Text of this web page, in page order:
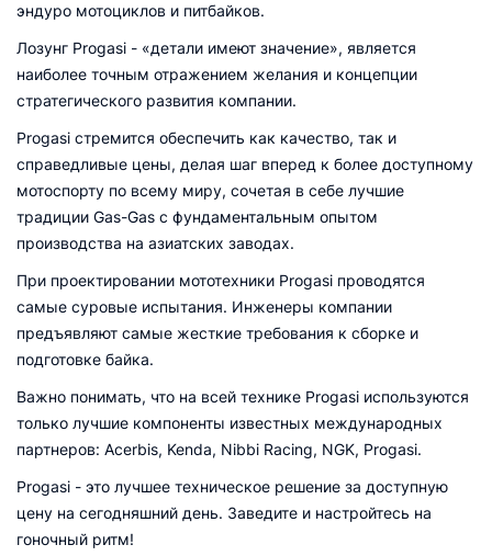
эндуро мотоциклов и питбайков.
Лозунг Progasi - «детали имеют значение», является
наиболее точным отражением желания и концепции
стратегического развития компании.
Progasi стремится обеспечить как качество, так и
справедливые цены, делая шаг вперед к более доступному
мотоспорту по всему миру, cочетая в себе лучшие
традиции Gas-Gas с фундаментальным опытом
производства на азиатских заводах.
При проектировании мототехники Progasi проводятся
самые суровые испытания. Инженеры компании
предъявляют самые жесткие требования к сборке и
подготовке байка.
Важно понимать, что на всей технике Progasi используются
только лучшие компоненты известных международных
партнеров: Acerbis, Kenda, Nibbi Racing, NGK, Progasi.
Progasi - это лучшее техническое решение за доступную
цену на сегодняшний день. Заведите и настройтесь на
гоночный ритм!